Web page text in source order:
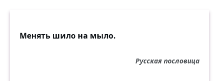
Менять шило на мыло.
Русская пословица